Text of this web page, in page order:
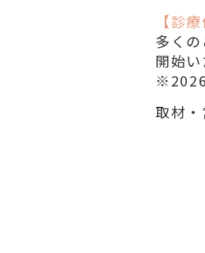
【診
多く
開始い
※2026
取材